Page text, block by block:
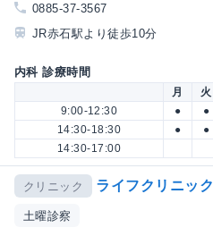
0885-37-3567
JR赤石駅より徒歩10分
内科 診療時間
月 火
9:00-12:30
● ●
14:30-18:30
● ●
14:30-17:00
クリニック ライフクリニック
土曜診察